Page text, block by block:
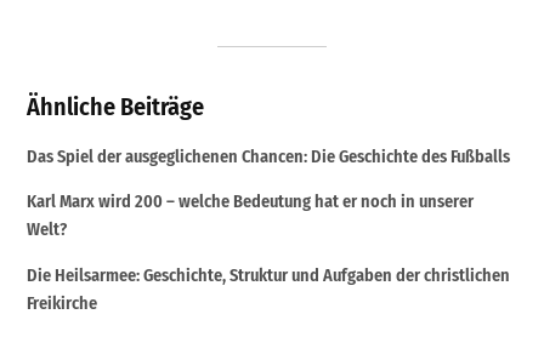
Ähnliche Beiträge
Das Spiel der ausgeglichenen Chancen: Die Geschichte des Fußballs
Karl Marx wird 200 – welche Bedeutung hat er noch in unserer
Welt?
Die Heilsarmee: Geschichte, Struktur und Aufgaben der christlichen
Freikirche